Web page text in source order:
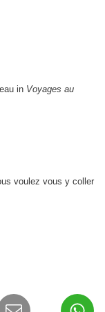
in Voyages au
voulez vous y coller